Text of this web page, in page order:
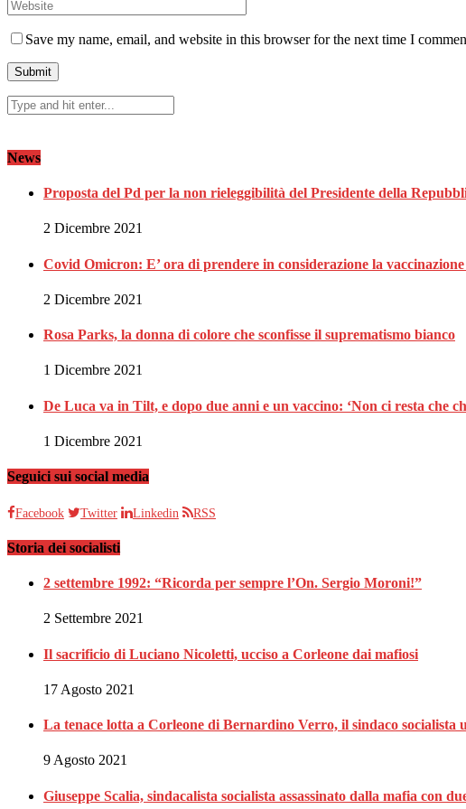
Save my name, email, and website in this browser for the next time I
News
Proposta del Pd per la non rieleggibilità del Presidente della
2 Dicembre 2021
Covid Omicron: E’ ora di prendere in considerazione la
2 Dicembre 2021
Rosa Parks, la donna di colore che sconfisse il suprematismo bianco
1 Dicembre 2021
De Luca va in Tilt, e dopo due anni e un vaccino: ‘Non ci resta che
1 Dicembre 2021
Seguici sui social media
Facebook Twitter Linkedin RSS
Storia dei socialisti
2 settembre 1992: “Ricorda per sempre l’On. Sergio Moroni!”
2 Settembre 2021
Il sacrificio di Luciano Nicoletti, ucciso a Corleone dai mafiosi
17 Agosto 2021
La tenace lotta a Corleone di Bernardino Verro, il sindaco socialista
9 Agosto 2021
Giuseppe Scalia, sindacalista socialista assassinato dalla mafia con